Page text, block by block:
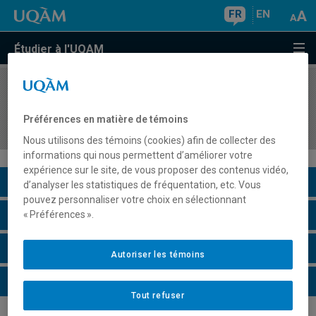
FR EN
Étudier à l'UQAM
COURS//
tourisme
Description du cours
Horaire - Été 2026
Horaire - Automne 2026
Horaire - Hiver 2027
Préférences en matière de témoins
Nous utilisons des témoins (cookies) afin de collecter des
informations qui nous permettent d’améliorer votre
expérience sur le site, de vous proposer des contenus vidéo,
d’analyser les statistiques de fréquentation, etc. Vous
pouvez personnaliser votre choix en sélectionnant
« Préférences ».
Tout refuser
Autoriser les témoins